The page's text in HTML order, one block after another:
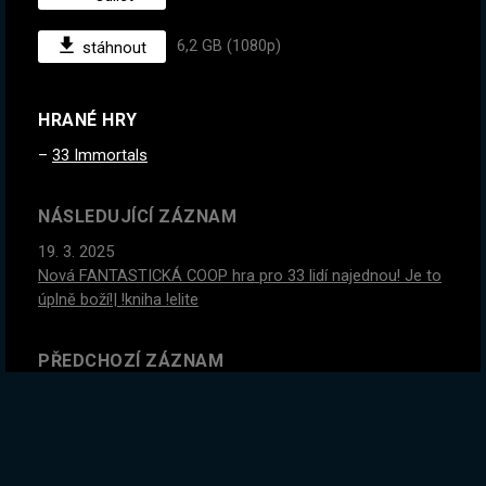
stáhnout 6,2 GB (1080p)
HRANÉ HRY
33 Immortals
NÁSLEDUJÍCÍ ZÁZNAM
19. 3. 2025
Nová FANTASTICKÁ COOP hra pro 33 lidí najednou! Je to
úplně boží!| !kniha !elite
PŘEDCHOZÍ ZÁZNAM